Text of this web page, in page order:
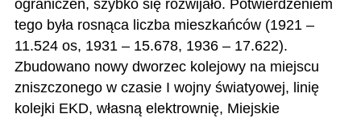
ograniczeń, szybko się rozwijało. Potwierdzeniem
tego była rosnąca liczba mieszkańców (1921 –
11.524 os, 1931 – 15.678, 1936 – 17.622).
Zbudowano nowy dworzec kolejowy na miejscu
zniszczonego w czasie I wojny światyowej, linię
kolejki EKD, własną elektrownię, Miejskie